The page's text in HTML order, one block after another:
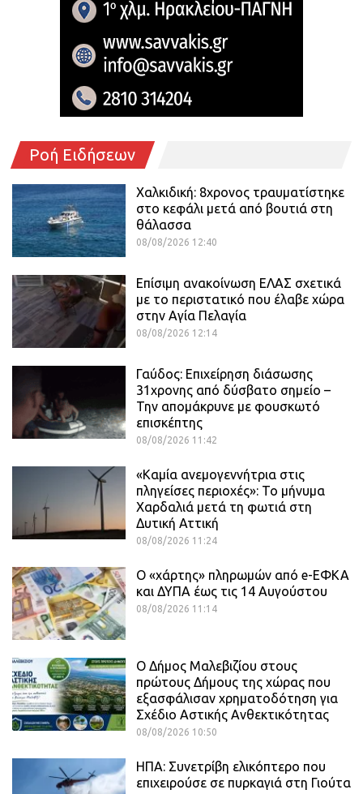
Ροή Ειδήσεων
Χαλκιδική: 8χρονος τραυματίστηκε
στο κεφάλι μετά από βουτιά στη
θάλασσα
08/08/2026 12:40
Επίσιμη ανακοίνωση ΕΛΑΣ σχετικά
με το περιστατικό που έλαβε χώρα
στην Αγία Πελαγία
08/08/2026 12:14
Γαύδος: Επιχείρηση διάσωσης
31χρονης από δύσβατο σημείο –
Την απομάκρυνε με φουσκωτό
επισκέπτης
08/08/2026 11:42
«Καμία ανεμογεννήτρια στις
πληγείσες περιοχές»: Το μήνυμα
Χαρδαλιά μετά τη φωτιά στη
Δυτική Αττική
08/08/2026 11:24
Ο «χάρτης» πληρωμών από e-ΕΦΚΑ
και ΔΥΠΑ έως τις 14 Αυγούστου
08/08/2026 11:14
Ο Δήμος Μαλεβιζίου στους
πρώτους Δήμους της χώρας που
εξασφάλισαν χρηματοδότηση για
Σχέδιο Αστικής Ανθεκτικότητας
08/08/2026 10:50
ΗΠΑ: Συνετρίβη ελικόπτερο που
επιχειρούσε σε πυρκαγιά στη Γιούτα